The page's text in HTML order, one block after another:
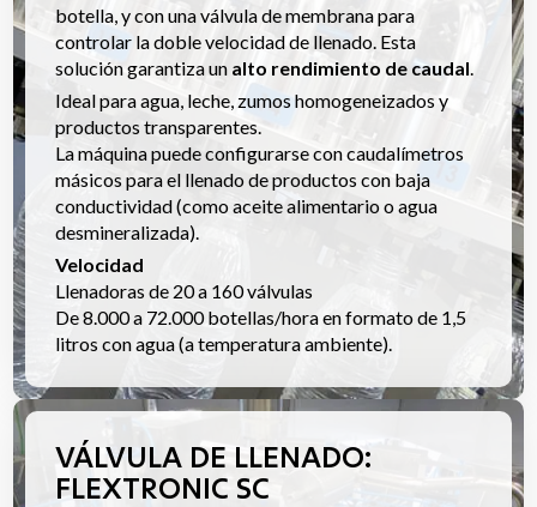
botella, y con una válvula de membrana para
controlar la doble velocidad de llenado. Esta
solución garantiza un alto rendimiento de caudal
Ideal para agua, leche, zumos homogeneizados y
productos transparentes.
La máquina puede configurarse con caudalímetros
másicos para el llenado de productos con baja
conductividad (como aceite alimentario o agua
desmineralizada).
Velocidad
Llenadoras de 20 a 160 válvulas
De 8.000 a 72.000 botellas/hora en formato de 1,5
litros con agua (a temperatura ambiente).
VÁLVULA DE LLENADO:
FLEXTRONIC SC